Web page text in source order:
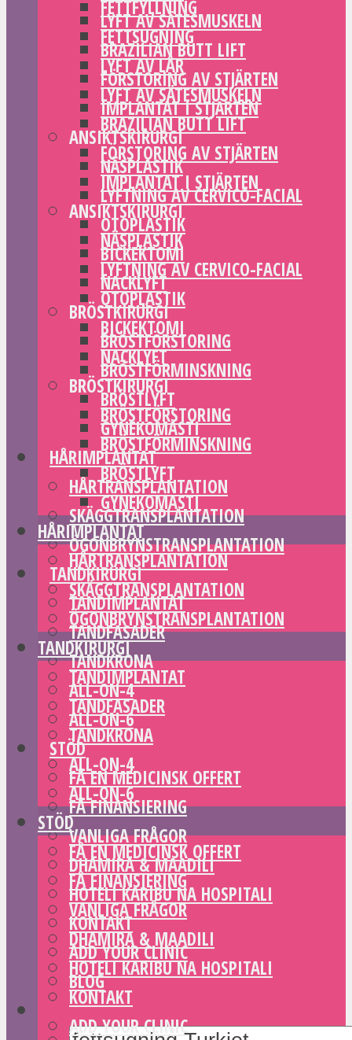
LYFT AV SÄTESMUSKELN
BRAZILIAN BUTT LIFT
FÖRSTORING AV STJÄRTEN
IMPLANTAT I STJÄRTEN
ANSIKTSKIRURGI
NÄSPLASTIK
LYFTNING AV CERVICO-FACIAL
OTOPLASTIK
BICKEKTOMI
NACKLYFT
BRÖSTKIRURGI
BRÖSTFÖRSTORING
BRÖSTFÖRMINSKNING
BRÖSTLYFT
GYNEKOMASTI
HÅRIMPLANTAT
HÅRTRANSPLANTATION
SKÄGGTRANSPLANTATION
ÖGONBRYNSTRANSPLANTATION
TANDKIRURGI
TANDIMPLANTAT
TANDFASADER
TANDKRONA
ALL-ON-4
ALL-ON-6
STÖD
FÅ EN MEDICINSK OFFERT
FÅ FINANSIERING
VANLIGA FRÅGOR
DHAMIRA & MAADILI
HOTELI KARIBU NA HOSPITALI
KONTAKT
ADD YOUR CLINIC
BLOG
FETTFYLLNING
FETTSUGNING
LYFT AV LÅR
LYFT AV SÄTESMUSKELN
BRAZILIAN BUTT LIFT
FÖRSTORING AV STJÄRTEN
IMPLANTAT I STJÄRTEN
ANSIKTSKIRURGI
NÄSPLASTIK
LYFTNING AV CERVICO-FACIAL
OTOPLASTIK
BICKEKTOMI
NACKLYFT
BRÖSTKIRURGI
BRÖSTFÖRSTORING
BRÖSTFÖRMINSKNING
BRÖSTLYFT
GYNEKOMASTI
HÅRIMPLANTAT
HÅRTRANSPLANTATION
SKÄGGTRANSPLANTATION
ÖGONBRYNSTRANSPLANTATION
TANDKIRURGI
TANDIMPLANTAT
TANDFASADER
TANDKRONA
ALL-ON-4
ALL-ON-6
STÖD
FÅ EN MEDICINSK OFFERT
FÅ FINANSIERING
VANLIGA FRÅGOR
DHAMIRA & MAADILI
HOTELI KARIBU NA HOSPITALI
KONTAKT
ADD YOUR CLINIC